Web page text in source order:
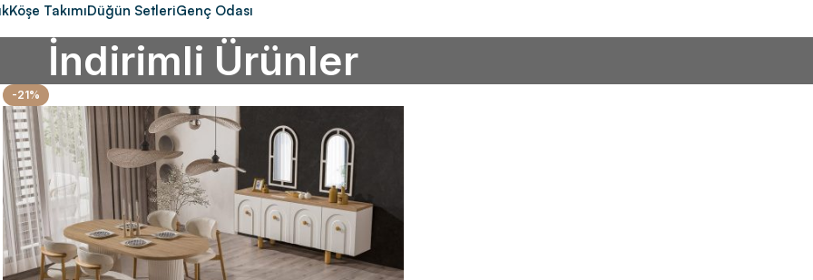
Köşe TakımıDüğün SetleriGenç Odası
İndirimli Ürünler
-21%